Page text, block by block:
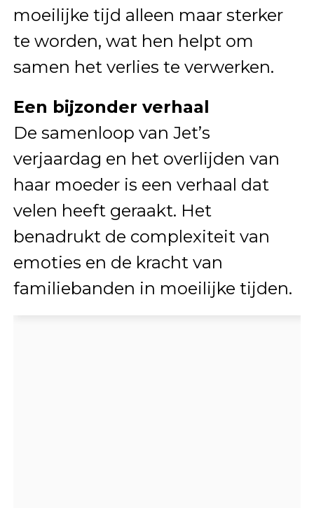
moeilijke tijd alleen maar sterker
te worden, wat hen helpt om
samen het verlies te verwerken.
Een bijzonder verhaal
De samenloop van Jet’s
verjaardag en het overlijden van
haar moeder is een verhaal dat
velen heeft geraakt. Het
benadrukt de complexiteit van
emoties en de kracht van
familiebanden in moeilijke tijden.